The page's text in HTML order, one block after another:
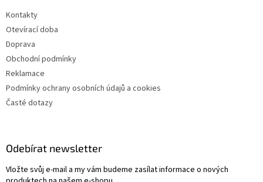
Kontakty
Otevírací doba
Doprava
Obchodní podmínky
Reklamace
Podmínky ochrany osobních údajů a cookies
Časté dotazy
Odebírat newsletter
Vložte svůj e-mail a my vám budeme zasílat informace o nových